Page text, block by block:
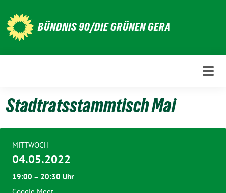
zum
Inhalt
BÜNDNIS 90/DIE GRÜNEN GERA
Stadtratsstammtisch Mai
MITTWOCH
04.05.2022
19:00 – 20:30 Uhr